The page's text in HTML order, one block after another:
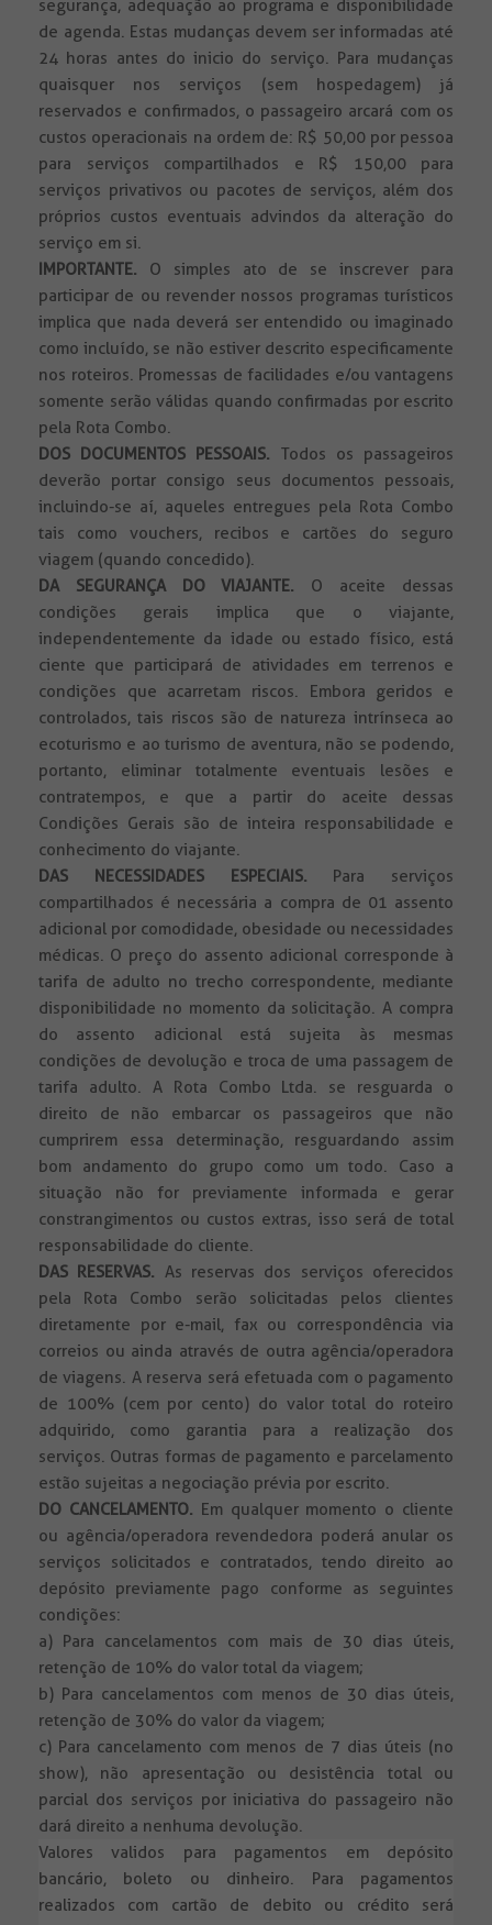
segurança, adequação ao programa e disponibilidade
de agenda. Estas mudanças devem ser informadas até
24 horas antes do inicio do serviço. Para mudanças
quaisquer nos serviços (sem hospedagem) já
reservados e confirmados, o passageiro arcará com os
custos operacionais na ordem de: R$ 50,00 por pessoa
para serviços compartilhados e R$ 150,00 para
serviços privativos ou pacotes de serviços, além dos
próprios custos eventuais advindos da alteração do
serviço em si.
IMPORTANTE. O simples ato de se inscrever para
participar de ou revender nossos programas turísticos
implica que nada deverá ser entendido ou imaginado
como incluído, se não estiver descrito especificamente
nos roteiros. Promessas de facilidades e/ou vantagens
somente serão válidas quando confirmadas por escrito
pela Rota Combo.
DOS DOCUMENTOS PESSOAIS. Todos os passageiros
deverão portar consigo seus documentos pessoais,
incluindo-se aí, aqueles entregues pela Rota Combo
tais como vouchers, recibos e cartões do seguro
viagem (quando concedido).
DA SEGURANÇA DO VIAJANTE. O aceite dessas
condições gerais implica que o viajante,
independentemente da idade ou estado físico, está
ciente que participará de atividades em terrenos e
condições que acarretam riscos. Embora geridos e
controlados, tais riscos são de natureza intrínseca ao
ecoturismo e ao turismo de aventura, não se podendo,
portanto, eliminar totalmente eventuais lesões e
contratempos, e que a partir do aceite dessas
Condições Gerais são de inteira responsabilidade e
conhecimento do viajante.
DAS NECESSIDADES ESPECIAIS. Para serviços
compartilhados é necessária a compra de 01 assento
adicional por comodidade, obesidade ou necessidades
médicas. O preço do assento adicional corresponde à
tarifa de adulto no trecho correspondente, mediante
disponibilidade no momento da solicitação. A compra
do assento adicional está sujeita às mesmas
condições de devolução e troca de uma passagem de
tarifa adulto. A Rota Combo Ltda. se resguarda o
direito de não embarcar os passageiros que não
cumprirem essa determinação, resguardando assim
bom andamento do grupo como um todo. Caso a
situação não for previamente informada e gerar
constrangimentos ou custos extras, isso será de total
responsabilidade do cliente.
DAS RESERVAS. As reservas dos serviços oferecidos
pela Rota Combo serão solicitadas pelos clientes
diretamente por e-mail, fax ou correspondência via
correios ou ainda através de outra agência/operadora
de viagens. A reserva será efetuada com o pagamento
de 100% (cem por cento) do valor total do roteiro
adquirido, como garantia para a realização dos
serviços. Outras formas de pagamento e parcelamento
estão sujeitas a negociação prévia por escrito.
DO CANCELAMENTO. Em qualquer momento o cliente
ou agência/operadora revendedora poderá anular os
serviços solicitados e contratados, tendo direito ao
depósito previamente pago conforme as seguintes
condições:
a) Para cancelamentos com mais de 30 dias úteis,
retenção de 10% do valor total da viagem;
b) Para cancelamentos com menos de 30 dias úteis,
retenção de 30% do valor da viagem;
c) Para cancelamento com menos de 7 dias úteis (no
show), não apresentação ou desistência total ou
parcial dos serviços por iniciativa do passageiro não
dará direito a nenhuma devolução.
Valores validos para pagamentos em depósito
bancário, boleto ou dinheiro. Para pagamentos
realizados com cartão de debito ou crédito será